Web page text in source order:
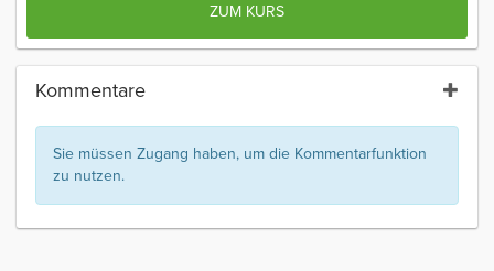
ZUM KURS
Kommentare
Sie müssen Zugang haben, um die Kommentarfunktion
zu nutzen.